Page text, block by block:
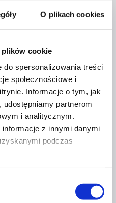
O plikach cookies
cookie
spersonalizowania treści
społecznościowe i
Informacje o tym, jak
partnerom
i analitycznym.
z innymi danymi
podczas
wrażliwa, znająca
poddaje. Silna kobieta
innymi kobietami,
je ze sobą w górę!
nas,